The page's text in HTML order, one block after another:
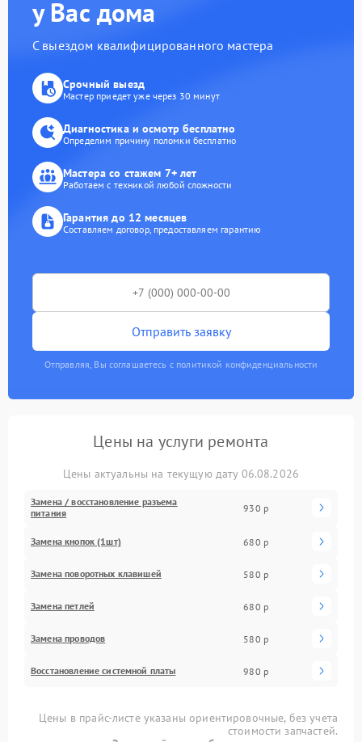
у Вас дома
С выездом квалифицированного мастера
Срочный выезд
Мастер приедет уже через 30 минут
Диагностика и осмотр бесплатно
Определим причину поломки бесплатно
Мастера со стажем 7+ лет
Работаем с техникой любой сложности
Гарантия до 12 месяцев
Составляем договор, предоставляем гарантию
Отправить заявку
Отправляя, Вы соглашаетесь с политикой конфиденциальности
Цены на услуги ремонта
Цены актуальны на текущую дату 06.08.2026
Замена / восстановление разъема
питания
930 р
Замена кнопок (1шт) 680 р
Замена поворотных клавишей 580 р
Замена петлей 680 р
Замена проводов 580 р
Восстановление системной платы 980 р
Цены в прайс-листе указаны ориентировочные, без учета
стоимости запчастей.